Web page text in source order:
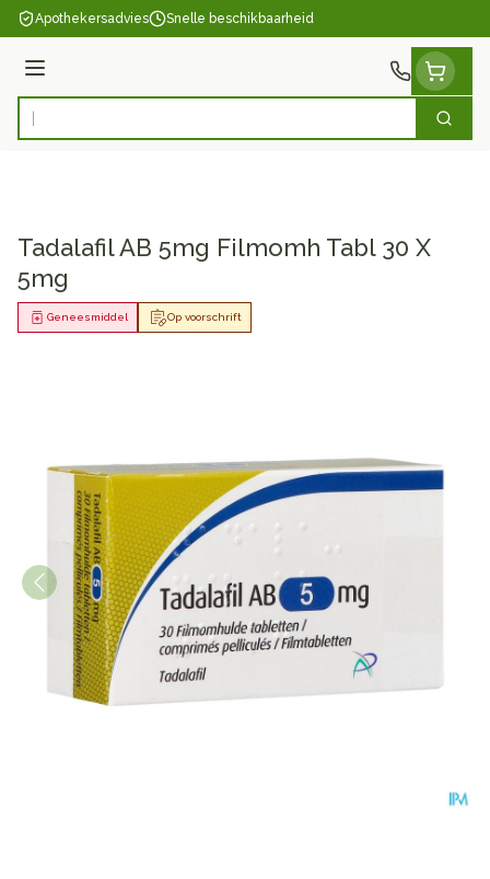
Ga naar de inhoud
Apothekersadvies Snelle beschikbaarheid
Menu
Product, merk, categorie... Zoek
Tadalafil AB 5mg Filmomh Tabl 30 X
5mg
Op voorschrift
Geneesmiddel